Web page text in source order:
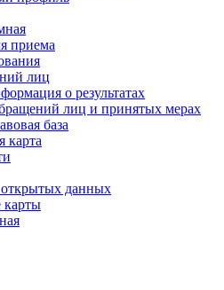
приема
лиц
о результатах
лиц и принятых мерах
база
карта
открытых данных
карты